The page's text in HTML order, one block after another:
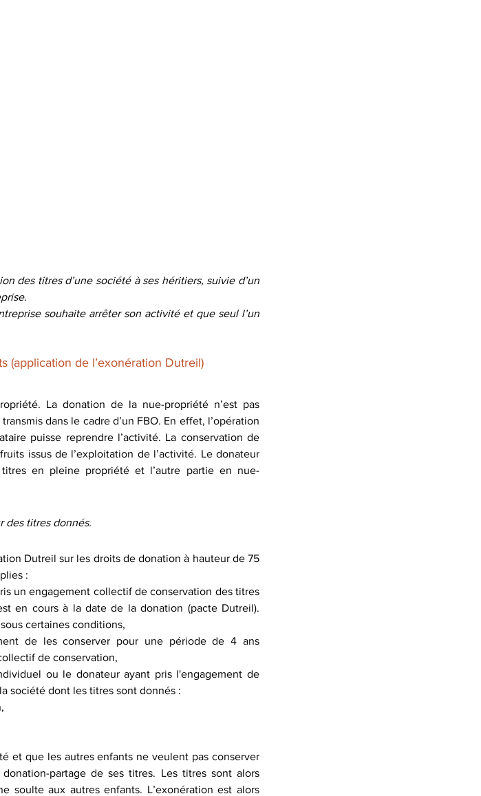
des titres d’une société à ses héritiers, suivie d’un
souhaite arrêter son activité et que seul l’un
(application de l’exonération Dutreil)
La donation de la nue-propriété n’est pas
dans le cadre d’un FBO. En effet, l’opération
puisse reprendre l’activité. La conservation de
issus de l’exploitation de l’activité. Le donateur
en pleine propriété et l’autre partie en nue-
des titres donnés.
Dutreil sur les droits de donation à hauteur de 75
:
un engagement collectif de conservation des titres
en cours à la date de la donation (pacte Dutreil).
certaines conditions,
de les conserver pour une période de 4 ans
de conservation,
ou le donateur ayant pris l'engagement de
société dont les titres sont donnés :
et que les autres enfants ne veulent pas conserver
partage de ses titres. Les titres sont alors
soulte aux autres enfants. L’exonération est alors